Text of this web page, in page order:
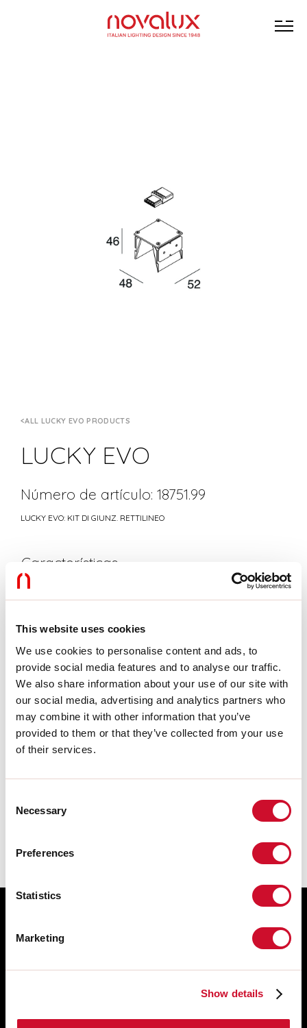
This website uses cookies
We use cookies to personalise content and ads, to
provide social media features and to analyse our traffic.
We also share information about your use of our site with
our social media, advertising and analytics partners who
may combine it with other information that you’ve
provided to them or that they’ve collected from your use
of their services.
Selection
Necessary
Preferences
Statistics
Marketing
Show details
ALL LUCKY EVO PRODUCTS
LUCKY EVO
Número de artículo: 18751.99
LUCKY EVO: KIT DI GIUNZ. RETTILINEO
Características
Fabricado en:
ITALY
Peso:
0.05kg
Download
CERTIFICACIONES CE
descarga de la familia de productos.